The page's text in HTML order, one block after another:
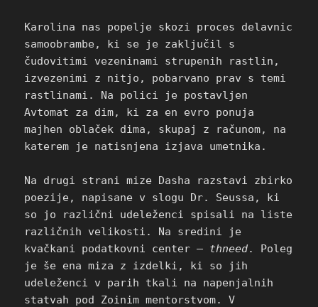
Karolina nas popelje skozi proces delavnic
samoobrambe, ki se je zaključil s
čudovitimi vezeninami strupenih rastlin,
izvezenimi z nitjo, pobarvano prav s temi
rastlinami. Na polici je postavljen
Avtomat za dim, ki za en evro ponuja
majhen oblaček dima, skupaj z računom, na
katerem je natisnjena izjava umetnika.
Na drugi strani mize Dasha razstavi zbirko
poezije, napisane v slogu Dr. Seussa, ki
so jo različni udeleženci spisali na liste
različnih velikosti. Na sredini je
kvačkani podatkovni center – thneed. Poleg
je še ena miza z izdelki, ki so jih
udeleženci v parih tkali na napenjalnih
statvah pod Zoinim mentorstvom. V